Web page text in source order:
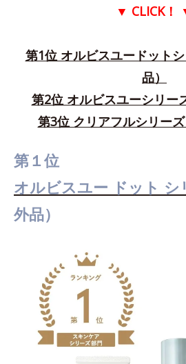
▼ CLICK！
第1位 オルビスユードット
品）
第2位 オルビスユーシリー
第3位 クリアフルシリーズ
第１位
オルビスユー ドット シ
外品）